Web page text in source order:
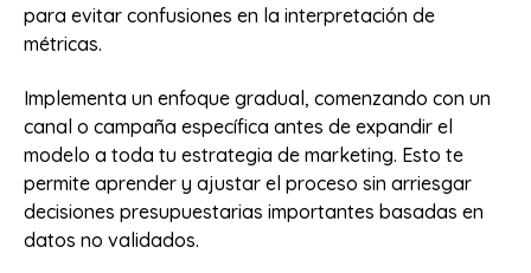
para evitar confusiones en la interpretación de
métricas.
Implementa un enfoque gradual, comenzando con un
canal o campaña específica antes de expandir el
modelo a toda tu estrategia de marketing. Esto te
permite aprender y ajustar el proceso sin arriesgar
decisiones presupuestarias importantes basadas en
datos no validados.